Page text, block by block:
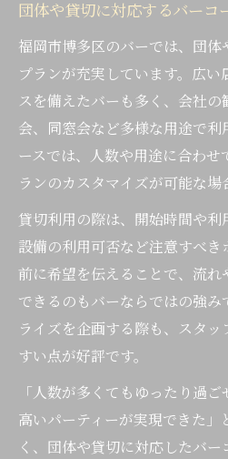
団体や貸切に対応するバーコ
福岡市博多区のバーでは、団体
プランが充実しています。広
スを備えたバーも多く、会社
会、同窓会など多様な用途で利
ースでは、人数や用途に合わ
ランのカスタマイズが可能な場
貸切利用の際は、開始時間や
設備の利用可否など注意すべ
前に希望を伝えることで、流れ
できるのもバーならではの強
ライズを企画する際も、スタ
すい点が好評です。
「人数が多くてもゆったり過
高いパーティーが実現できた
く、団体や貸切に対応したバ